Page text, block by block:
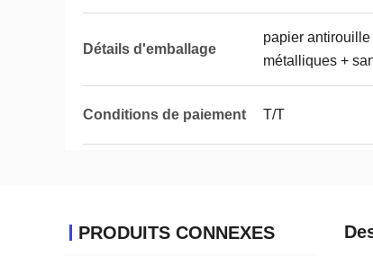
Détails d'emballage
papier
métalliques +
Conditions de paiement T/T
PRODUITS CONNEXES